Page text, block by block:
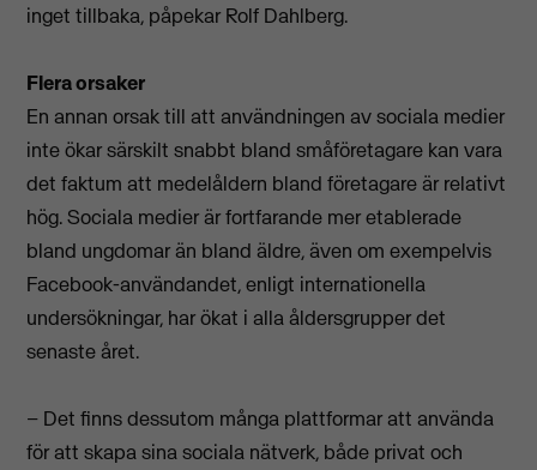
inget tillbaka, påpekar Rolf Dahlberg.
Flera orsaker
En annan orsak till att användningen av sociala medier
inte ökar särskilt snabbt bland småföretagare kan vara
det faktum att medelåldern bland företagare är relativt
hög. Sociala medier är fortfarande mer etablerade
bland ungdomar än bland äldre, även om exempelvis
Facebook-användandet, enligt internationella
undersökningar, har ökat i alla åldersgrupper det
senaste året.
– Det finns dessutom många plattformar att använda
för att skapa sina sociala nätverk, både privat och